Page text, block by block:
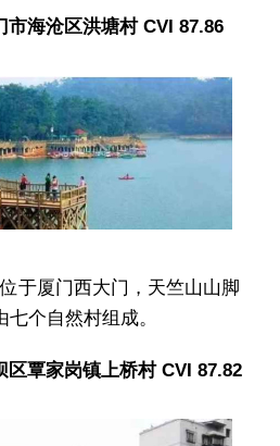
市海沧区洪塘村 CVI 87.86
于厦门西大门，天竺山山脚
个自然村组成。
区覃家岗镇上桥村 CVI 87.82